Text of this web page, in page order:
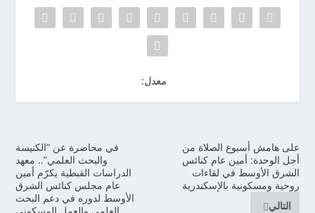
معدل:
في محاضرة عن “الكنيسة
والبحث العلمي”.. معهد
الدراسات القبطية يكرّم أمين
عام مجلس كنائس الشرق
الأوسط لدوره في دعم البحث
العلمي والعمل المسكوني
على هامش أسبوع الصلاة من
أجل الوحدة: أمين عام كنائس
الشرق الأوسط في لقاءات
روحية ومسكونية بالإسكندرية
التالي